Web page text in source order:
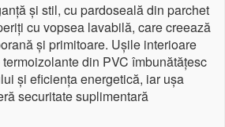
și stil, cu pardoseală din parchet
cu vopsea lavabilă, care creează
și primitoare. Ușile interioare
din PVC îmbunătățesc
și eficiența energetică, iar ușa
securitate suplimentară